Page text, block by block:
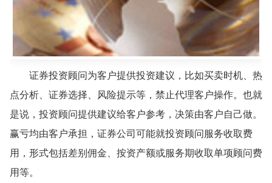
证券投资顾问为客户提供投资建议，比如买卖时机、热
点分析、证券选择、风险提示等，禁止代理客户操作。也就
是说，投资顾问提供建议给客户参考，决策由客户自己做。
赢亏均由客户承担，证券公司可能就投资顾问服务收取费
用，形式包括差别佣金、按资产额或服务期收取单项顾问费
用等。